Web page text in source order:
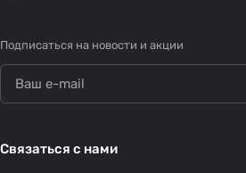
Подписаться на новости и акции
Связаться с нами